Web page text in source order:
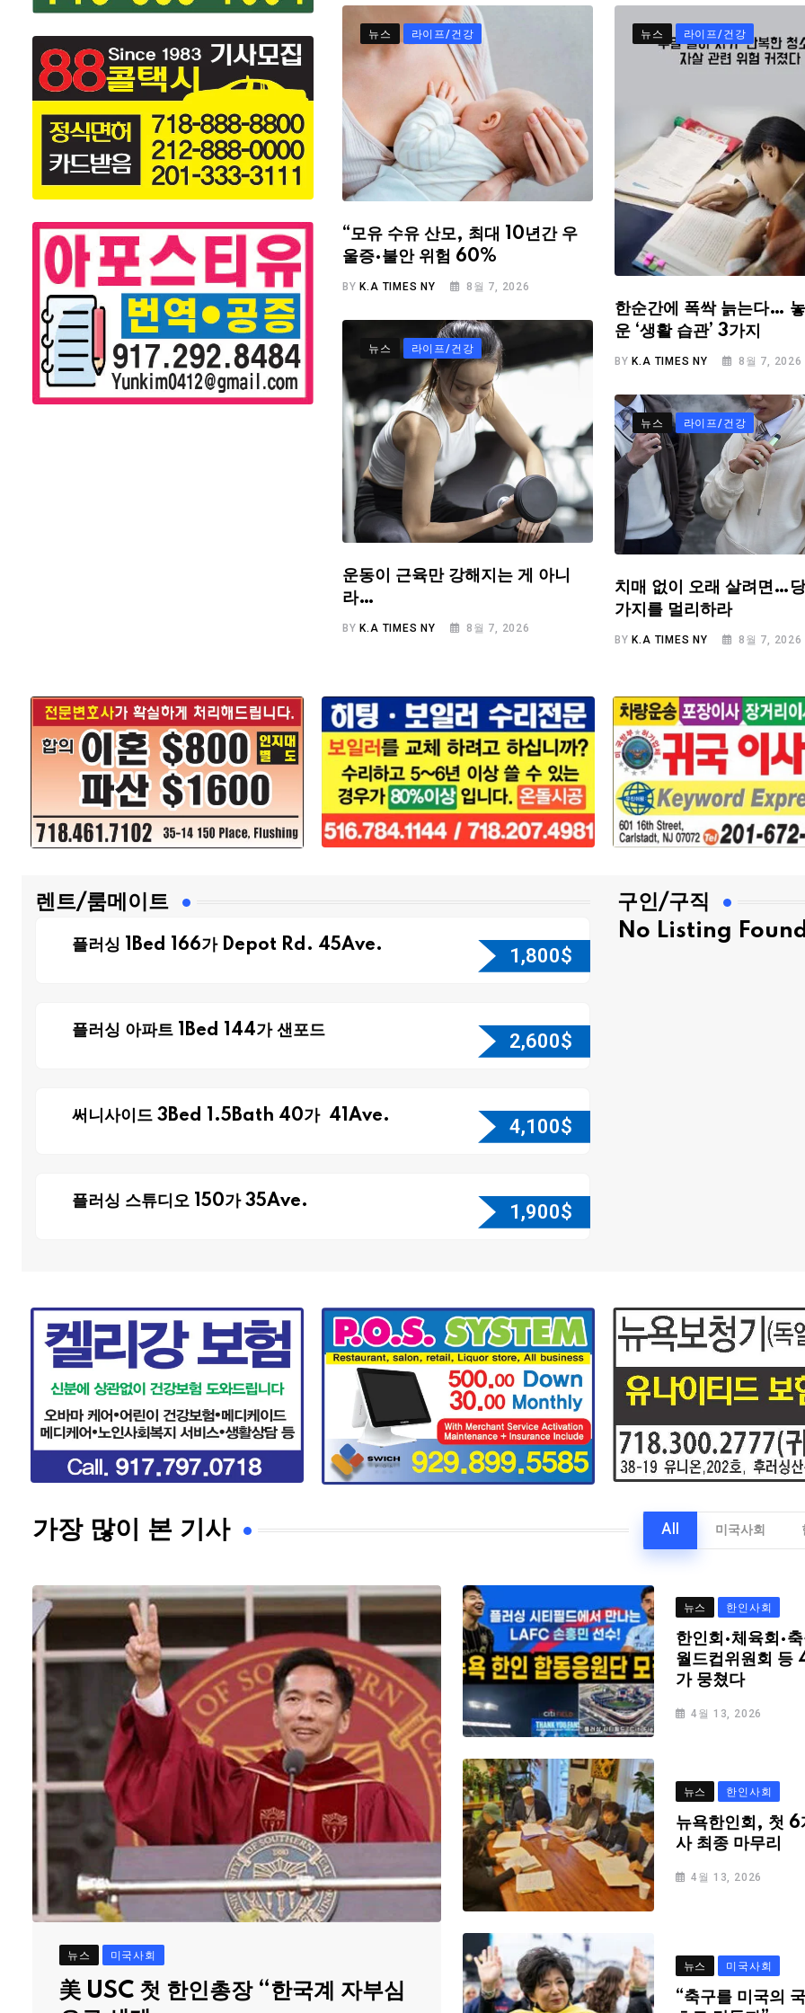
뉴스 라이프/건강
“모유 수유 산모, 최대 10년간 우
울증·불안 위험 60%
BYK.A TIMES NY 8월 7, 2026
뉴스 라이프/건강
한순간에 폭싹 늙는다…
운 ‘생활 습관’ 3가지
BY K.A TIMES NY 8월 7, 2026
뉴스 라이프/건강
운동이 근육만 강해지는 게 아니
라…
BY K.A TIMES NY 8월 7, 2026
뉴스 라이프/건강
치매 없이 오래 살려면…
가지를 멀리하라
BYK.A TIMES NY 8월 7, 2026
렌트/룸메이트
플러싱 1Bed 166가 Depot Rd. 45Ave. 1,800$
플러싱 아파트 1Bed 144가 샌포드 2,600$
써니사이드 3Bed 1.5Bath 40가 41Ave. 4,100$
플러싱 스튜디오 150가 35Ave. 1,900$
구인/구직
No Listing
가장 많이 본 기사 All 미국사회
뉴스 미국사회
美 USC 첫 한인총장 “한국계 자부심
뉴스 한인사회
한인회·체육회·
월드컵위원회 등
가 뭉쳤다
4월 13, 2026
뉴스 한인사회
뉴욕한인회, 첫 6
사 최종 마무리
4월 13, 2026
뉴스 미국사회
“축구를 미국의